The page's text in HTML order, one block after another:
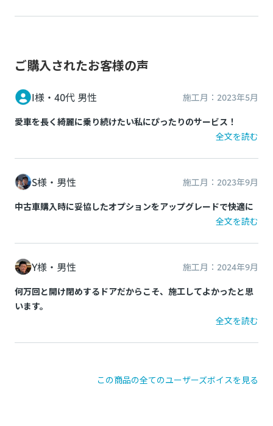
ら対応致しますので、納期が通常以上になる場合がございま
脱着により装着部品が機能しなくなる、部品が劣化等で壊れ
てしまう可能性があります。標準施工以外の装着品の脱着な
どの作業品質の保証はし兼ねます。
ないためです。
ら対応致しますので、納期が通常以上になる場合がございま
す。
非純正品アイテムが機能しなくなる、部品が劣化等で壊れて
しまう可能性があります。
非純正品をDIY等で施工されている方は
こちらの注意喚起も
お申込み後に、施工をお断りすることになった場合、所定の
以上をご了承の上、お申し込みください。
※トヨタ販売店で取付等を行っている場合でも非純正品の場合
がございますのでご注意ください。
例：車両ECUと車両ワイヤーハーネスの間に取り付ける社外品
り付け、社外品のカーナビなど
例：灯火類・シート・窓ガラス・ドアミラー・スポイラーなど
保安基準不適合車の例を確認する
ご購入されたお客様の声
I様・ 40代 男性 施工月： 2023年5月
愛車を長く綺麗に乗り続けたい私にぴったりのサービス！
全文を読む
S様・ 男性 施工月： 2023年9月
中古車購入時に妥協したオプションをアップグレードで快適に
全文を読む
Y様・ 男性 施工月： 2024年9月
何万回と開け閉めするドアだからこそ、施工してよかったと思
います。
全文を読む
この商品の全てのユーザーズボイスを見る